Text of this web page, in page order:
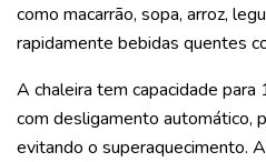
como macarrão, sopa, arroz,
rapidamente bebidas quentes
A chaleira tem capacidade
com desligamento automático,
evitando o superaquecimento.